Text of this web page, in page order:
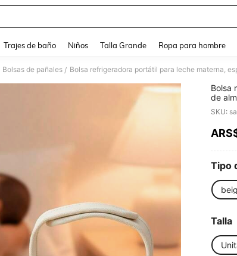
Trajes de baño Niños Talla Grande Ropa para hombre
Bolsas de pañales /
Bolsa
de
de
SKU:
Tipo
Talla